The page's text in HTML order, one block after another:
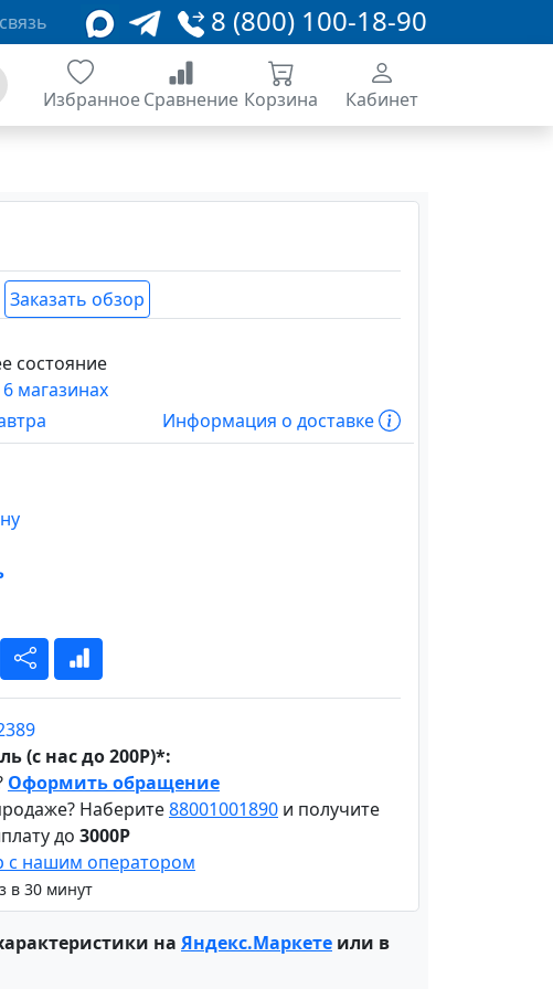
8 (800) 100-18-90
ИзбранноеСравнение Корзина Кабинет
Заказать обзор
состояние
магазинах
Информация о доставке
(с нас до 200Р)*:
Оформить обращение
Наберите88001001890 и получите
до 3000Р
с нашим оператором
в 30 минут
на Яндекс.Маркете или в